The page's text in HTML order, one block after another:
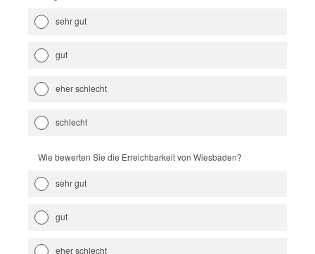
sehr gut
gut
eher schlecht
schlecht
Wie bewerten Sie die Erreichbarkeit von Wiesbaden?
sehr gut
gut
eher schlecht